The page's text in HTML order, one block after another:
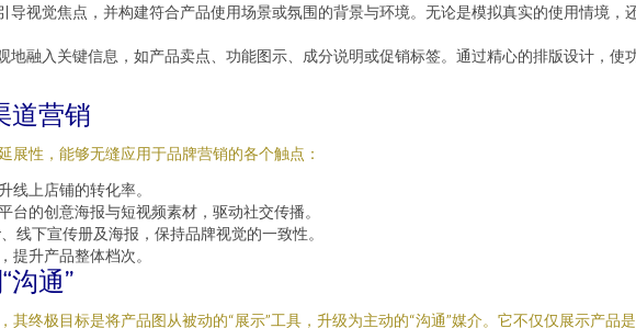
导视觉焦点，并构建符合产品使用场景或氛围的背景与环境。无论是模拟真实的使用情境，
地融入关键信息，如产品卖点、功能图示、成分说明或促销标签。通过精心的排版设计，
道营销
展性，能够无缝应用于品牌营销的各个触点：
线上店铺的转化率。
的创意海报与短视频素材，驱动社交传播。
线下宣传册及海报，保持品牌视觉的一致性。
提升产品整体档次。
沟通”
终极目标是将产品图从被动的“展示”工具，升级为主动的“沟通”媒介。它不仅仅展示产品